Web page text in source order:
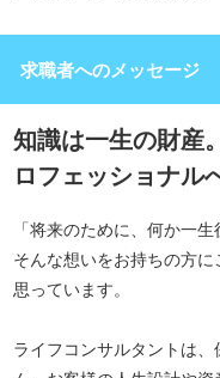
求職者へのメッセージ
知識は一生の財産
ロフェッショナル
「将来のために、何か一
そんな想いをお持ちの方
思っています。
ライフコンサルタントは